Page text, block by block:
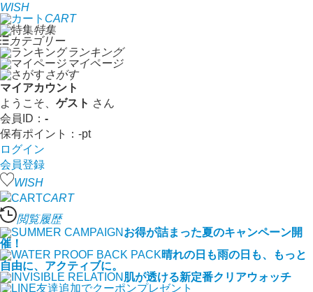
WISH
CART
特集
カテゴリー
ランキング
マイページ
さがす
マイアカウント
ようこそ、 ゲスト さん
会員ID： -
保有ポイント： -pt
ログイン
会員登録
WISH
CART
閲覧履歴
お得が詰まった夏のキャンペーン開
催！
晴れの日も雨の日も、もっと
自由に、アクティブに。
肌が透ける新定番クリアウォッチ